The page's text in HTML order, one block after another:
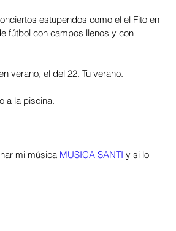
estupendos como el el Fito en
fútbol con campos llenos y con
verano, el del 22. Tu verano.
a la piscina.
mi música MUSICA SANTI y si lo